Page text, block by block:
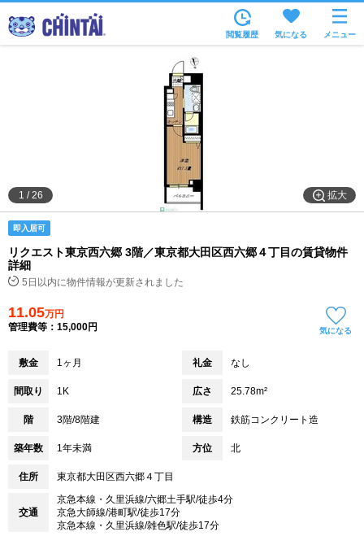
住所から
家賃相場から
通勤通学時間から
物件特集から
不動産会社から
閲覧履歴 気になる メニュー
拡大
1 /26
即入居可
リクエスト東京西六郷 3階／東京都大田区西六郷４丁目の賃貸物件
詳細
5日以内に物件情報が更新されました
11.05万円
管理費等：15,000円
気になる
敷金 1ヶ月 礼金 なし
間取り 1K 広さ 25.78m²
階 3階/8階建 構造 鉄筋コンクリート造
築年数 1年未満 方位 北
住所 東京都大田区西六郷４丁目
交通
京急本線・久里浜線/六郷土手駅/徒歩4分
京急大師線/港町駅/徒歩17分
京急本線・久里浜線/雑色駅/徒歩17分